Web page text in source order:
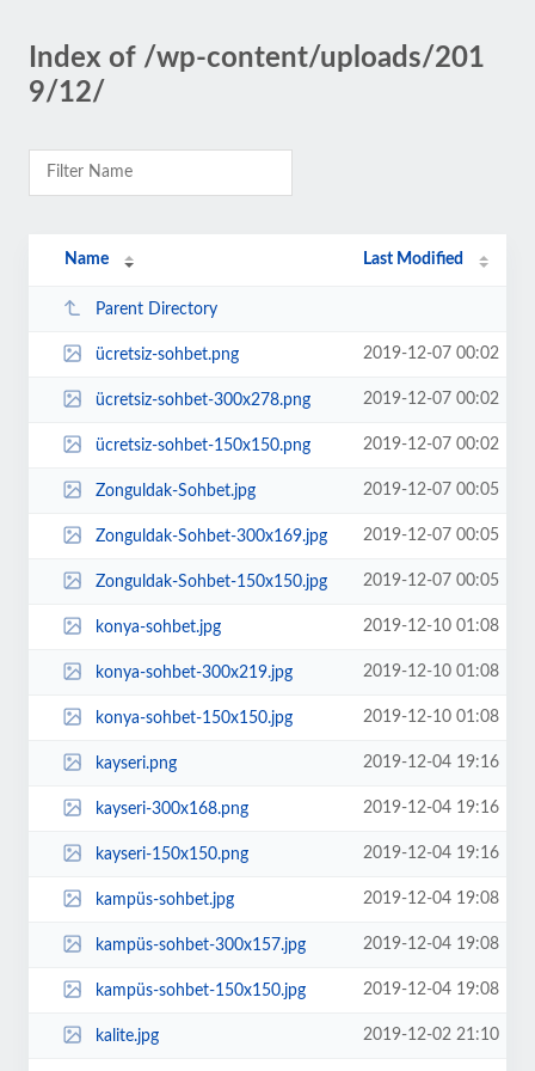
Index of /wp-content/uploads/201
9/12/
Name Last Modified
Parent Directory
ücretsiz-sohbet.png 2019-12-07 00:02
ücretsiz-sohbet-300x278.png 2019-12-07 00:02
ücretsiz-sohbet-150x150.png 2019-12-07 00:02
Zonguldak-Sohbet.jpg 2019-12-07 00:05
Zonguldak-Sohbet-300x169.jpg 2019-12-07 00:05
Zonguldak-Sohbet-150x150.jpg 2019-12-07 00:05
konya-sohbet.jpg 2019-12-10 01:08
konya-sohbet-300x219.jpg 2019-12-10 01:08
konya-sohbet-150x150.jpg 2019-12-10 01:08
kayseri.png 2019-12-04 19:16
kayseri-300x168.png 2019-12-04 19:16
kayseri-150x150.png 2019-12-04 19:16
kampüs-sohbet.jpg 2019-12-04 19:08
kampüs-sohbet-300x157.jpg 2019-12-04 19:08
kampüs-sohbet-150x150.jpg 2019-12-04 19:08
kalite.jpg 2019-12-02 21:10